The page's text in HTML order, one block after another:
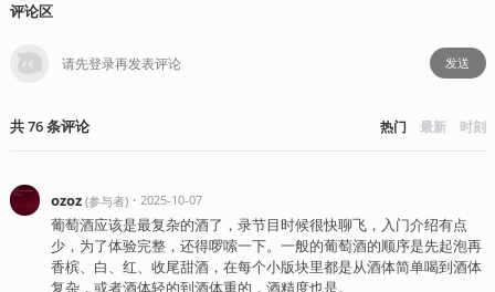
评论区
发送
共76条评论 热门 最新 时刻
ozoz (参与者)・ 2025-10-07
葡萄酒应该是最复杂的酒了，录节目时候很快聊飞，入门介绍有点
少，为了体验完整，还得啰嗦一下。一般的葡萄酒的顺序是先起泡再
香槟、白、红、收尾甜酒，在每个小版块里都是从酒体简单喝到酒体
复杂，或者酒体轻的到酒体重的，酒精度也是。